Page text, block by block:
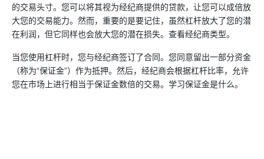
的交易头寸。您可以将其视为经纪商提供的贷款，让您可以成倍放
大您的交易能力。然而，重要的是要记住，虽然杠杆放大了您的潜
在利润，但它同样也会放大您的潜在损失。查看经纪商类型。
当您使用杠杆时，您与经纪商签订了合同。您同意留出一部分资金
（称为“保证金”）作为抵押。然后，经纪商会根据杠杆比率，允许
您在市场上进行相当于保证金数倍的交易。学习保证金是什么。